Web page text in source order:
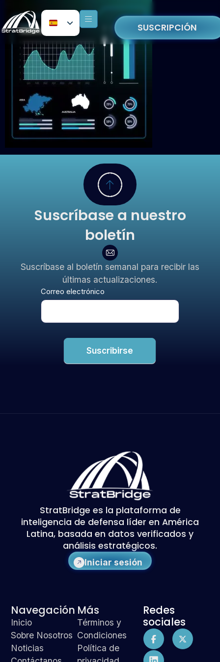
SUSCRIPCIÓN
Suscríbase a nuestro
boletín
Suscríbase al boletín semanal para recibir las
últimas actualizaciones.
Boletín
Correo electrónico
Suscribirse
StratBridge es la plataforma de
inteligencia de defensa líder en América
Latina, basada en datos verificados y
análisis estratégicos.
Iniciar sesión
Navegación
Inicio
Sobre Nosotros
Noticias
Más
Términos y
Condiciones
Política de
Redes
sociales